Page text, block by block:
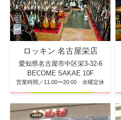
ロッキン 名古屋栄店
愛知県名古屋市中区栄3-32-6
BECOME SAKAE 10F
営業時間／11:00〜20:00 水曜定休